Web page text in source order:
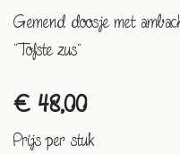
Gemend doosje met
"Tofste zus"
€ 48,00
Prijs per stuk